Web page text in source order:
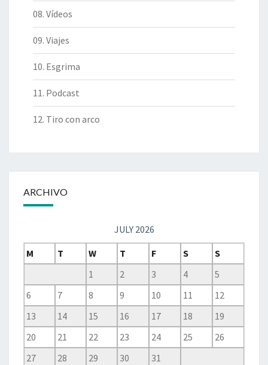
08. Vídeos
09. Viajes
10. Esgrima
11. Podcast
12. Tiro con arco
ARCHIVO
JULY 2026
M
T W T F S
S
1
2 3 4
5
6
7 8 9 10 11
12
13
14 15 16 17 18
19
20
21 22 23 24 25
26
27
28 29 30
31